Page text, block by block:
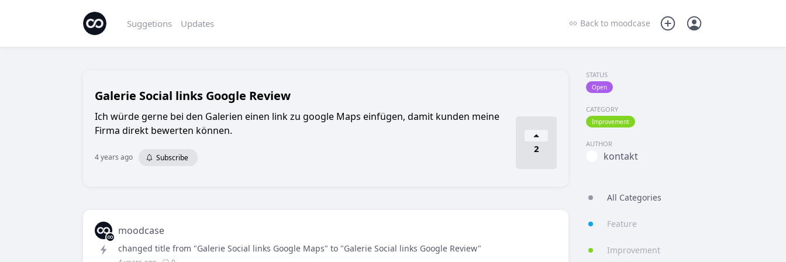
Suggetions Updates Back to moodcase
Galerie Social links Google Review
Ich würde gerne bei den Galerien einen link zu google Maps einfügen, damit kunden meine
Firma direkt bewerten können.
4 years ago Subscribe
2
moodcase
changed title from "Galerie Social links Google Maps" to "Galerie Social links Google Review"
STATUS
Open
CATEGORY
Improvement
AUTHOR
kontakt
All Categories
Feature
Improvement